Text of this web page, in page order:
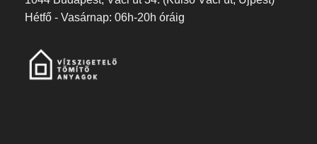
Hétfő - Vasárnap: 06h-20h óráig